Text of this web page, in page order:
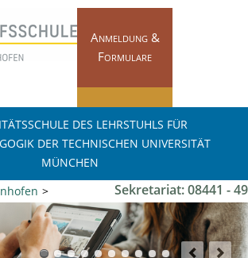
überspringen
Anmeldung &
Formulare
Pläne & Termine
Fachbereiche
DES LEHRSTUHLS FÜR
DER TECHNISCHEN UNIVERSITÄT
MÜNCHEN
Sekretariat: 08441 - 49
48 0
FOS / BOS Scheyern